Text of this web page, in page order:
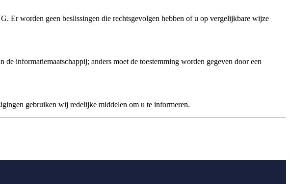
Er worden geen beslissingen die rechtsgevolgen hebben of u op vergelijkbare wijze
de informatiemaatschappij; anders moet de toestemming worden gegeven door een
gebruiken wij redelijke middelen om u te informeren.